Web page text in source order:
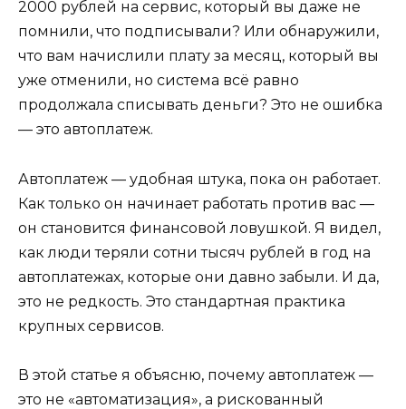
2000 рублей на сервис, который вы даже не
помнили, что подписывали? Или обнаружили,
что вам начислили плату за месяц, который вы
уже отменили, но система всё равно
продолжала списывать деньги? Это не ошибка
— это автоплатеж.
Автоплатеж — удобная штука, пока он работает.
Как только он начинает работать против вас —
он становится финансовой ловушкой. Я видел,
как люди теряли сотни тысяч рублей в год на
автоплатежах, которые они давно забыли. И да,
это не редкость. Это стандартная практика
крупных сервисов.
В этой статье я объясню, почему автоплатеж —
это не «автоматизация», а рискованный